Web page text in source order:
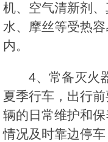
机、空气清新剂
水、摩丝等受热
内。
4、常备灭火
夏季行车，出行
辆的日常维护和
情况及时靠边停